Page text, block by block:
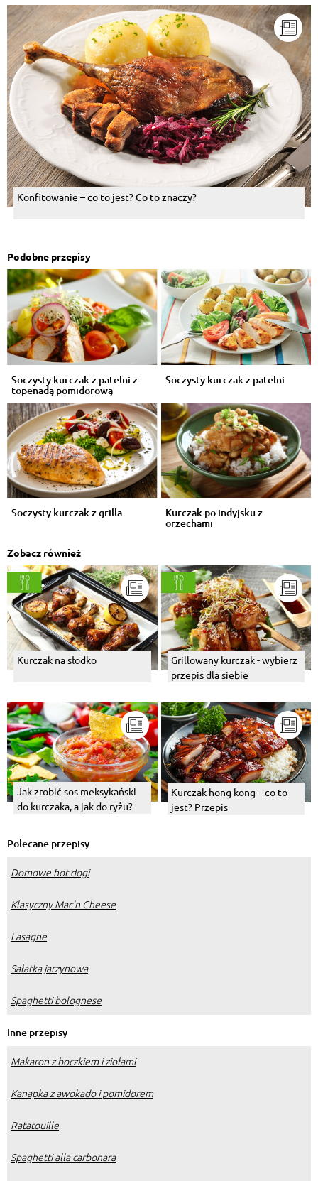
Konfitowanie – co to jest? Co to znaczy?
Podobne przepisy
Soczysty kurczak z patelni z
topenadą pomidorową
Soczysty kurczak z patelni
Soczysty kurczak z grilla Kurczak po indyjsku z
orzechami
Zobacz również
Kurczak na słodko
Grillowany kurczak - wybierz
przepis dla siebie
Jak zrobić sos meksykański
do kurczaka, a jak do ryżu?
Kurczak hong kong – co to
jest? Przepis
Polecane przepisy
Domowe hot dogi
Klasyczny Mac’n Cheese
Lasagne
Sałatka jarzynowa
Spaghetti bolognese
Inne przepisy
Makaron z boczkiem i ziołami
Kanapka z awokado i pomidorem
Ratatouille
Spaghetti alla carbonara